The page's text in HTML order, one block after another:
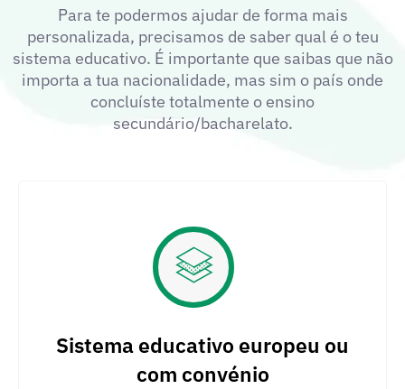
Para te podermos ajudar de forma mais
personalizada, precisamos de saber qual é o teu
sistema educativo. É importante que saibas que não
importa a tua nacionalidade, mas sim o país onde
concluíste totalmente o ensino
secundário/bacharelato.
Sistema educativo europeu ou
com convénio